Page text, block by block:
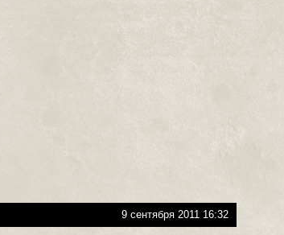
9 сентября 2011 16:32